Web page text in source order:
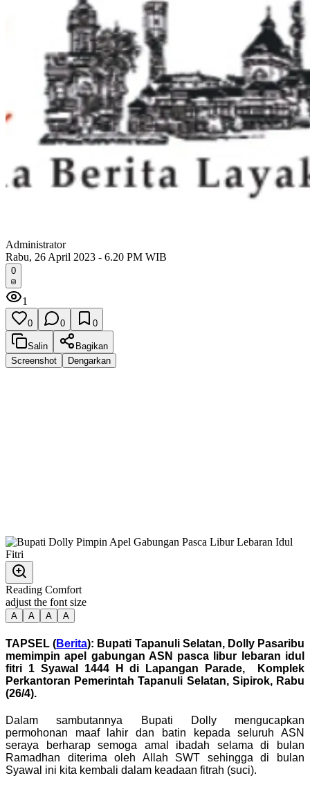
Administrator
Rabu, 26 April 2023 - 6.20 PM WIB
0
1
0 0 0
Salin
Bagikan
Screenshot
Dengarkan
Reading Comfort
adjust the font size
A A A A
TAPSEL (Berita): Bupati Tapanuli Selatan, Dolly Pasaribu
memimpin apel gabungan ASN pasca libur lebaran idul
fitri 1 Syawal 1444 H di Lapangan Parade, Komplek
Perkantoran Pemerintah Tapanuli Selatan, Sipirok, Rabu
(26/4).
Dalam sambutannya Bupati Dolly mengucapkan
permohonan maaf lahir dan batin kepada seluruh ASN
seraya berharap semoga amal ibadah selama di bulan
Ramadhan diterima oleh Allah SWT sehingga di bulan
Syawal ini kita kembali dalam keadaan fitrah (suci).